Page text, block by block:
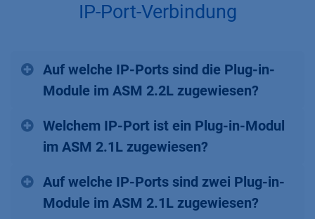
IP-Port-Verbindung
Auf welche IP-Ports sind die Plug-in-
Module im ASM 2.2L zugewiesen?
Welchem IP-Port ist ein Plug-in-Modul
im ASM 2.1L zugewiesen?
Auf welche IP-Ports sind zwei Plug-in-
Module im ASM 2.1L zugewiesen?